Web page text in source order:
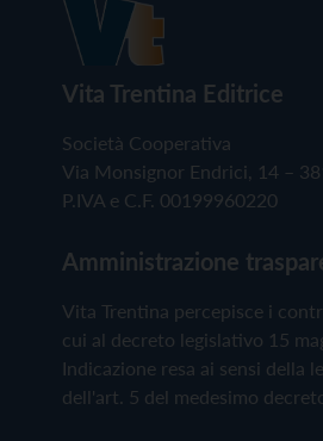
Vita Trentina Editrice
Società Cooperativa
Via Monsignor Endrici, 14 –
P.IVA e C.F. 00199960220
Amministrazione
Vita Trentina percepisce i
cui al decreto legislativo 15
Indicazione resa ai sensi della
dell'art. 5 del medesimo